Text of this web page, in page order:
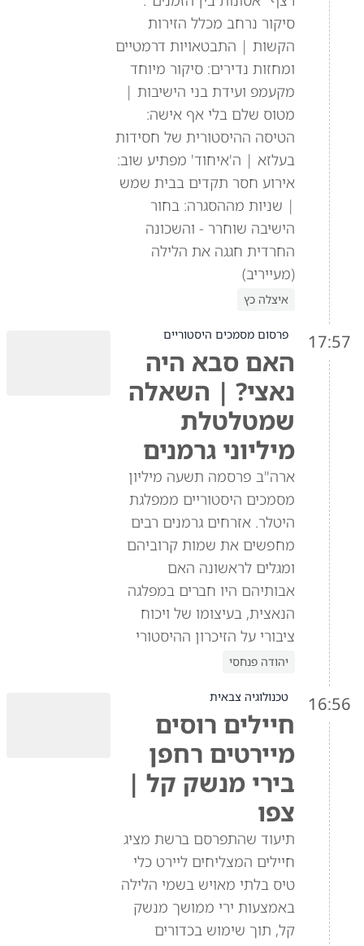
סיקור נרחב מכלל הזירות
הקשות | התבטאויות דרמטיים
ומחזות נדירים: סיקור מיוחד
מקעמפ ועידת בני הישיבות |
מטוס שלם בלי אף אישה:
הטיסה ההיסטורית של חסידות
בעלזא | ה'איחוד' מפתיע שוב:
אירוע חסר תקדים בבית שמש
| שניות מההסגרה: בחור
הישיבה שוחרר - והשכונה
החרדית חגגה את הלילה
(מעייריב)
איצלה כץ
17:57 פרסום מסמכים היסטוריים
האם סבא היה
נאצי? | השאלה
שמטלטלת
מיליוני גרמנים
ארה"ב פרסמה תשעה מיליון
מסמכים היסטוריים ממפלגת
היטלר. אזרחים גרמנים רבים
מחפשים את שמות קרוביהם
ומגלים לראשונה האם
אבותיהם היו חברים במפלגה
הנאצית, בעיצומו של ויכוח
ציבורי על הזיכרון ההיסטורי
יהודה פנחסי
16:56 טכנולוגיה צבאית
חיילים רוסים
מיירטים רחפן
בירי מנשק קל |
צפו
תיעוד שהתפרסם ברשת מציג
חיילים המצליחים ליירט כלי
טיס בלתי מאויש בשמי הלילה
באמצעות ירי ממושך מנשק
קל, תוך שימוש בכדורים